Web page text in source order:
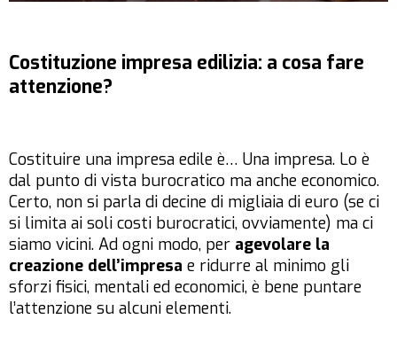
Costituzione impresa edilizia: a cosa fare
attenzione?
Costituire una impresa edile è… Una impresa. Lo è
dal punto di vista burocratico ma anche economico.
Certo, non si parla di decine di migliaia di euro (se ci
si limita ai soli costi burocratici, ovviamente) ma ci
siamo vicini. Ad ogni modo, per agevolare la
creazione dell’impresa e ridurre al minimo gli
sforzi fisici, mentali ed economici, è bene puntare
l’attenzione su alcuni elementi.